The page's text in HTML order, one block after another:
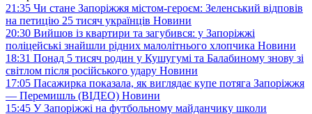
21:35 Чи стане Запоріжжя містом-героєм: Зеленський відповів
на петицію 25 тисяч українців Новини
20:30 Вийшов із квартири та загубився: у Запоріжжі
поліцейські знайшли рідних малолітнього хлопчика Новини
18:31 Понад 5 тисяч родин у Кушугумі та Балабиному знову зі
світлом після російського удару Новини
17:05 Пасажирка показала, як виглядає купе потяга Запоріжжя
— Перемишль (ВІДЕО) Новини
15:45 У Запоріжжі на футбольному майданчику школи